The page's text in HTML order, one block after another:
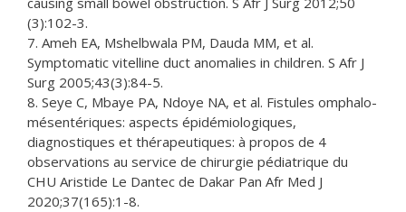
(3):102-3.
7. Ameh EA, Mshelbwala PM, Dauda MM, et al.
Symptomatic vitelline duct anomalies in children. S Afr J
Surg 2005;43(3):84-5.
8. Seye C, Mbaye PA, Ndoye NA, et al. Fistules omphalo-
mésentériques: aspects épidémiologiques,
diagnostiques et thérapeutiques: à propos de 4
observations au service de chirurgie pédiatrique du
CHU Aristide Le Dantec de Dakar Pan Afr Med J
2020;37(165):1-8.